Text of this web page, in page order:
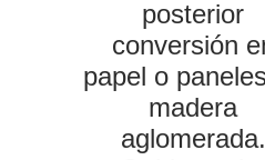
posterior
conversión
papel o
madera
aglomerada.